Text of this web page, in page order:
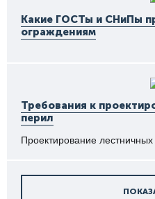
Какие ГОСТы и СНиПы
ограждениям
Требования к
перил
Проектирование лестничных